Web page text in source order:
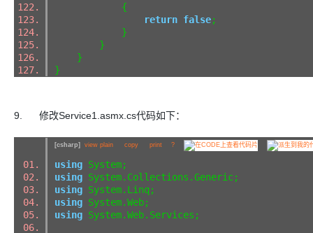
{
return false;
}
}
}
}
9. 修改Service1.asmx.cs代码如下：
[csharp] view plain copy print ?
using System;
using System.Collections.Generic;
using System.Linq;
using System.Web;
using System.Web.Services;